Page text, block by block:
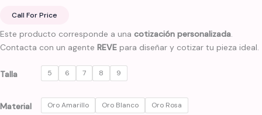
Call For Price
Este producto corresponde a una cotización personalizada.
Contacta con un agente REVE para diseñar y cotizar tu pieza ideal.
Talla 5 6 7 8 9
Material Oro Amarillo Oro Blanco Oro Rosa